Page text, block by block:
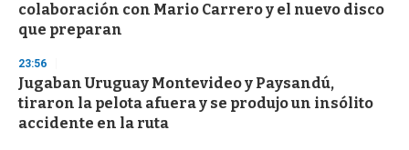
colaboración con Mario Carrero y el nuevo disco
que preparan
23:56
Jugaban Uruguay Montevideo y Paysandú,
tiraron la pelota afuera y se produjo un insólito
accidente en la ruta